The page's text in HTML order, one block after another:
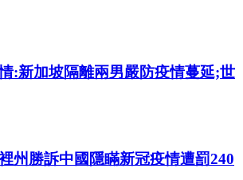
:新加坡隔離兩男嚴防疫情蔓延;世
州勝訴中國隱瞞新冠疫情遭罰240